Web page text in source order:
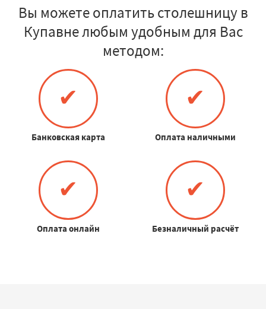
Вы можете оплатить столешницу в
Купавне любым удобным для Вас
методом:
✔
Банковская карта
✔
Оплата наличными
✔
Оплата онлайн
✔
Безналичный расчёт